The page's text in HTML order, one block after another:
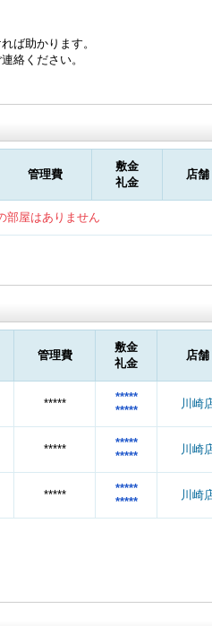
ば助かります。
絡ください。
管理費
敷金
礼金
店舗
部屋はありません
管理費
敷金
礼金
店舗
*****
*****
*****
川崎
*****
*****
*****
川崎
*****
*****
*****
川崎